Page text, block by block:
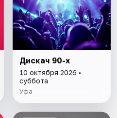
Дискач 90-х
10 октября 2026 •
суббота
Уфа